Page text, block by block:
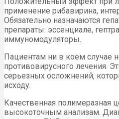
применение рибавирина,
Обязательно назначаются
препараты: эссенциале,
иммуномодуляторы.
Пациентам ни в коем случае
противовирусного лечения.
серьезных осложнений,
исходу.
Качественная полимеразная
высокоточным анализам.